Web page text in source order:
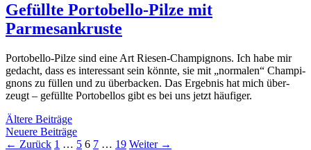
Gefüllte Portobello-Pilze mit
Parmesankruste
Por­to­bel­lo-Pil­ze sind eine Art Rie­sen-Cham­pi­gnons. Ich habe mir
gedacht, dass es inter­es­sant sein könn­te, sie mit „nor­ma­len“ Cham­pi­
gnons zu fül­len und zu über­ba­cken. Das Ergeb­nis hat mich über­
zeugt – gefüll­te Por­to­bel­los gibt es bei uns jetzt häu­fi­ger.
Ältere Beiträge
Neuere Beiträge
← Zurück Seite
1 … Seite
5 Seite
6 Seite
7 … Seite
19 Weiter →